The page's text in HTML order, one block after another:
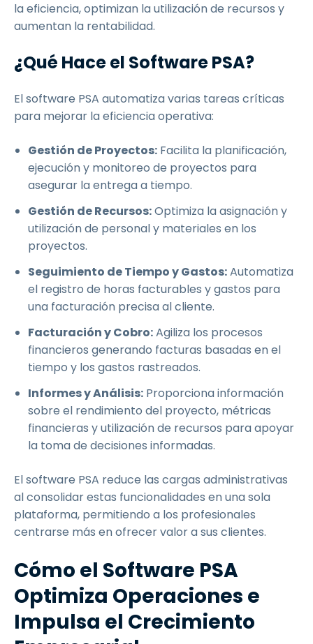
la eficiencia, optimizan la utilización de recursos y
aumentan la rentabilidad.
¿Qué Hace el Software PSA?
El software PSA automatiza varias tareas críticas
para mejorar la eficiencia operativa:
Gestión de Proyectos: Facilita la planificación,
ejecución y monitoreo de proyectos para
asegurar la entrega a tiempo.
Gestión de Recursos:Optimiza la asignación y
utilización de personal y materiales en los
proyectos.
Seguimiento de Tiempo y Gastos:Automatiza
el registro de horas facturables y gastos para
una facturación precisa al cliente.
Facturación y Cobro:Agiliza los procesos
financieros generando facturas basadas en el
tiempo y los gastos rastreados.
Informes y Análisis: Proporciona información
sobre el rendimiento del proyecto, métricas
financieras y utilización de recursos para apoyar
la toma de decisiones informadas.
El software PSA reduce las cargas administrativas
al consolidar estas funcionalidades en una sola
plataforma, permitiendo a los profesionales
centrarse más en ofrecer valor a sus clientes.
Cómo el Software PSA
Optimiza Operaciones e
Impulsa el Crecimiento